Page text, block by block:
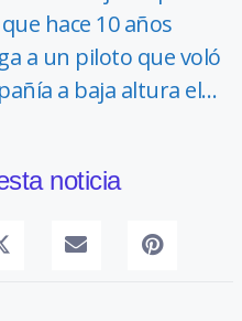
hace 10 años
a un piloto que voló
a baja altura el…
noticia